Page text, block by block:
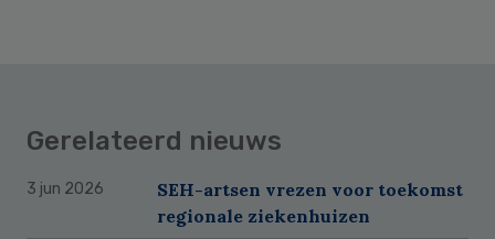
Gerelateerd nieuws
3 jun 2026
SEH-artsen vrezen voor toekomst
regionale ziekenhuizen